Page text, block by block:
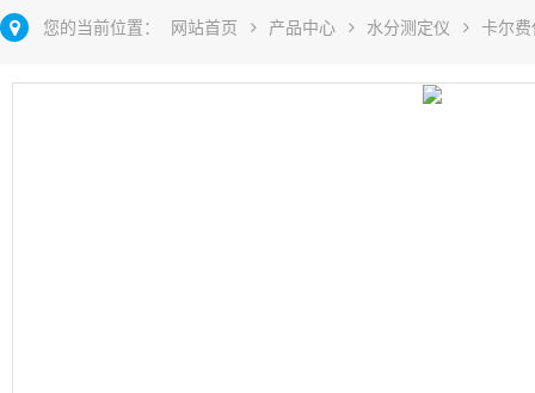
您的当前位置： 网站首页 产品中心 水分测定仪 卡尔